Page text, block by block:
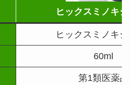
ヒックスミノキシ
ヒックスミノキシ
60ml
第1類医薬品